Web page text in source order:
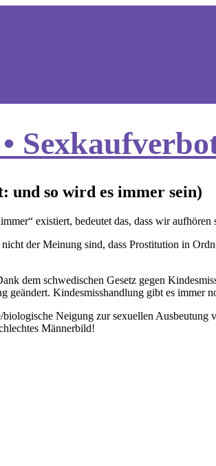
und so wird es immer sein)
existiert, bedeutet das, dass wir
der Meinung sind, dass Prostitution in
dem schwedischen Gesetz gegen
Kindesmisshandlung gibt es immer
Neigung zur sexuellen
Männerbild!